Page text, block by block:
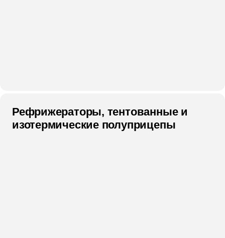
Рефрижераторы, тентованные и
изотермические полуприцепы